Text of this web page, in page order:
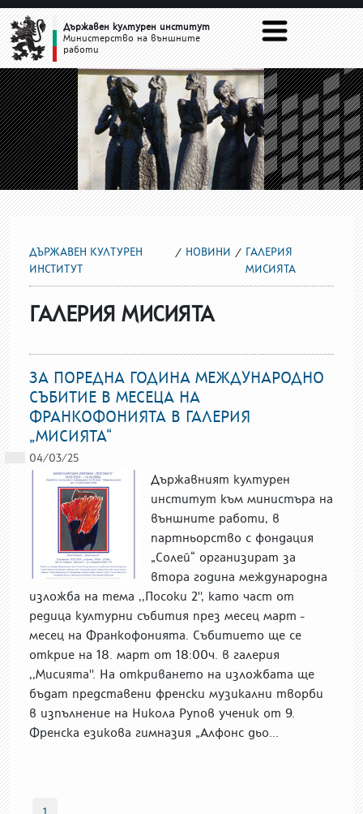
ГАЛЕРИЯ МИСИЯТА
Държавен културен институт
Министерство на външните
работи
ДЪРЖАВЕН КУЛТУРЕН
ИНСТИТУТ
НОВИНИ
ГАЛЕРИЯ
МИСИЯТА
ГАЛЕРИЯ МИСИЯТА
ЗА ПОРЕДНА ГОДИНА МЕЖДУНАРОДНО
СЪБИТИЕ В МЕСЕЦА НА
ФРАНКОФОНИЯТА В ГАЛЕРИЯ
„МИСИЯТА“
04/03/25
Държавният културен
институт към министъра на
външните работи, в
партньорство с фондация
„Солей“ организират за
втора година международна
изложба на тема ,,Посоки 2'', като част от
редица културни събития през месец март -
месец на Франкофонията. Събитието ще се
открие на 18. март от 18:00ч. в галерия
,,Мисията''. На откриването на изложбата ще
бъдат представени френски музикални творби
в изпълнение на Никола Рупов ученик от 9.
Френска езикова гимназия „Алфонс дьо...